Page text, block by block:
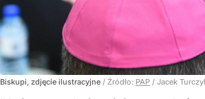
Biskupi, zdjęcie ilustracyjne / Źródło: PAP / Jacek